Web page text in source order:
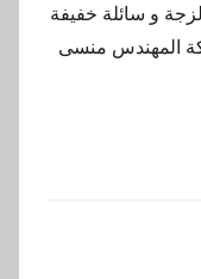
و سائلة خفيفة
موديل 404 ماركة المهندس منسى